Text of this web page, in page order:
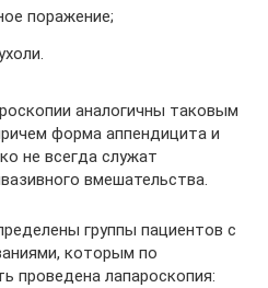
поражение;
аналогичны таковым
форма аппендицита и
не всегда служат
вмешательства.
группы пациентов с
которым по
проведена лапароскопия: